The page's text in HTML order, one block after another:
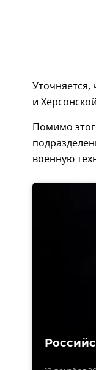
и
Помимо
военную